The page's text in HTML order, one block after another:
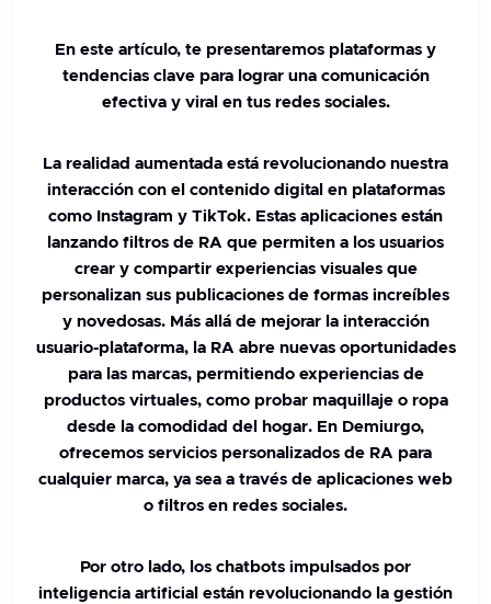
En este artículo, te presentaremos plataformas y
tendencias clave para lograr una comunicación
efectiva y viral en tus redes sociales.
La realidad aumentada está revolucionando nuestra
interacción con el contenido digital en plataformas
como Instagram y TikTok. Estas aplicaciones están
lanzando filtros de RA que permiten a los usuarios
crear y compartir experiencias visuales que
personalizan sus publicaciones de formas increíbles
y novedosas. Más allá de mejorar la interacción
usuario-plataforma, la RA abre nuevas oportunidades
para las marcas, permitiendo experiencias de
productos virtuales, como probar maquillaje o ropa
desde la comodidad del hogar. En Demiurgo,
ofrecemos servicios personalizados de RA para
cualquier marca, ya sea a través de aplicaciones web
o filtros en redes sociales.
Por otro lado, los chatbots impulsados por
inteligencia artificial están revolucionando la gestión